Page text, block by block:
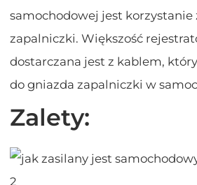
samochodowej jest korzystanie
zapalniczki. Większość
dostarczana jest z kablem,
do gniazda zapalniczki w
Zalety: